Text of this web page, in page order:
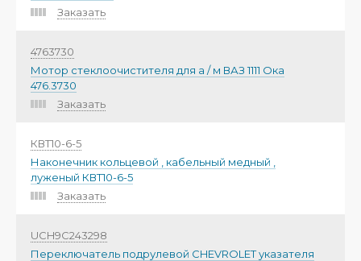
Заказать
4763730
Мотор стеклоочистителя для а / м ВАЗ 1111 Ока
476.3730
Заказать
КВТ10-6-5
Наконечник кольцевой , кабельный медный ,
луженый КВТ10-6-5
Заказать
UCH9C243298
Переключатель подрулевой CHEVROLET указателя